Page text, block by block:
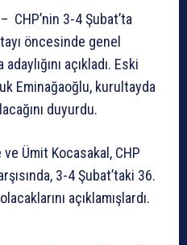
CHP’nin 3-4 Şubat’ta
öncesinde genel
açıkladı. Eski
Eminağaoğlu, kurultayda
duyurdu.
Ümit Kocasakal, CHP
3-4 Şubat’taki 36.
açıklamışlardı.